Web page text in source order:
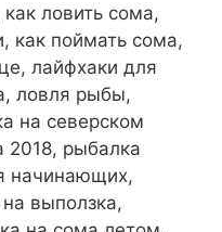
ловить сома,
как поймать сома,
лайфхаки для
ловля рыбы,
на северском
2018, рыбалка
начинающих,
выползка,